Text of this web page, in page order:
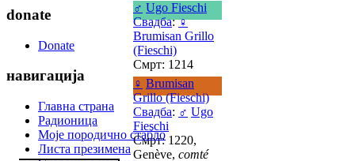
♂ Ugo Fieschi
Свадба:♀
Brumisan Grillo
(Fieschi)
Смрт: 1214
♀ Brumisan
Grillo (Fieschi)
Свадба: ♂ Ugo
Fieschi
Смрт: 1220,
Genève, comté
donate
Donate
навигација
Главна страна
Радионица
Моје породично стабло
Листа презимена